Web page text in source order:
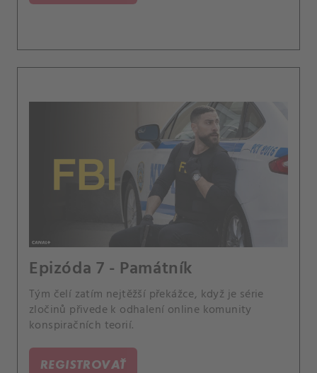
Epizóda 7 - Památník
Tým čelí zatím nejtěžší překážce, když je série
zločinů přivede k odhalení online komunity
konspiračních teorií.
REGISTROVAŤ